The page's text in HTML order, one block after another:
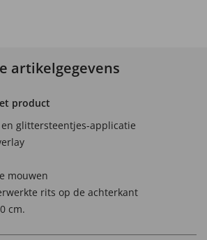
artikelgegevens
product
glittersteentjes-applicatie
mouwen
rits op de achterkant
cm.